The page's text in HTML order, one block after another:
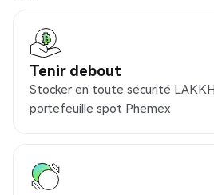
Tenir debout
Stocker en toute sécurité
portefeuille spot Phemex